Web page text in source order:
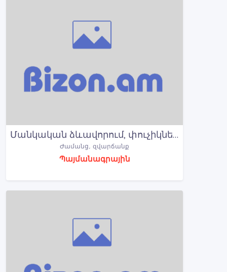
Մանկական ձևավորում, փուչիկների ձևավորում, փուչիկնե
Ժամանց, զվարճանք
Պայմանագրային